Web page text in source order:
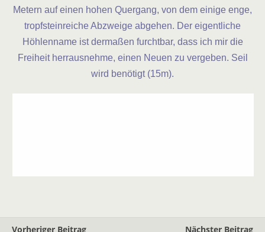
Metern auf einen hohen Quergang, von dem einige enge,
tropfsteinreiche Abzweige abgehen. Der eigentliche
Höhlenname ist dermaßen furchtbar, dass ich mir die
Freiheit herrausnehme, einen Neuen zu vergeben. Seil
wird benötigt (15m).
Vorheriger Beitrag
Nächster Beitrag